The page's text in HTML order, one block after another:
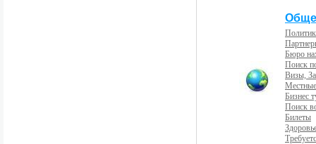
Бюро
Поиск
Визы,
Бизнес
Поиск
Билеты